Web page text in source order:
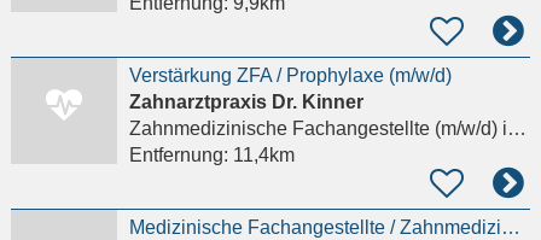
Verstärkung ZFA / Prophylaxe (m/w/d)
Zahnarztpraxis Dr. Kinner
Zahnmedizinische Fachangestellte (m/w/d)in München, Feldmoching-Hasenbergl
Entfernung: 11,4km
Medizinische Fachangestellte / Zahnmedizinische Fachangestellte (m/w/d) als Praxisassistenz im